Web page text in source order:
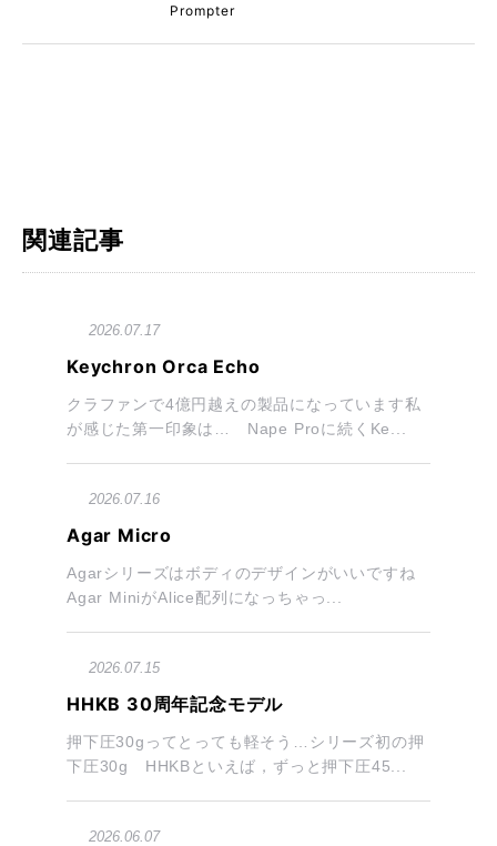
Prompter
関連記事
2026.07.17
Keychron Orca Echo
クラファンで4億円越えの製品になっています私
が感じた第一印象は… Nape Proに続くKe...
2026.07.16
Agar Micro
Agarシリーズはボディのデザインがいいですね
Agar MiniがAlice配列になっちゃっ...
2026.07.15
HHKB 30周年記念モデル
押下圧30gってとっても軽そう…シリーズ初の押
下圧30g HHKBといえば，ずっと押下圧45...
2026.06.07